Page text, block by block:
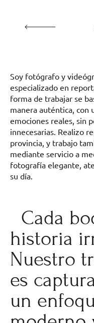
Soy fotógrafo y
especializado en
forma de trabajar se
manera auténtica, con
emociones reales, sin
innecesarias. Realizo
provincia, y trabajo
mediante servicio a
fotografía elegante,
su día.
Cada
historia
Nuestro
es
un